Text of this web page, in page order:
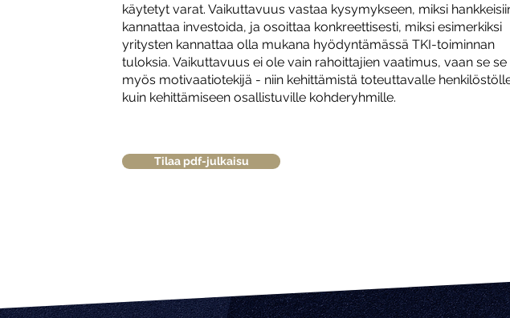
käytetyt varat. Vaikuttavuus vastaa kysymykseen, miksi
kannattaa investoida, ja osoittaa konkreettisesti, miksi esimerkiksi
yritysten kannattaa olla mukana hyödyntämässä TKI-toiminnan
tuloksia. Vaikuttavuus ei ole vain rahoittajien vaatimus, vaan se se
myös motivaatiotekijä - niin kehittämistä toteuttavalle
kuin kehittämiseen osallistuville kohderyhmille.
Tilaa pdf-julkaisu